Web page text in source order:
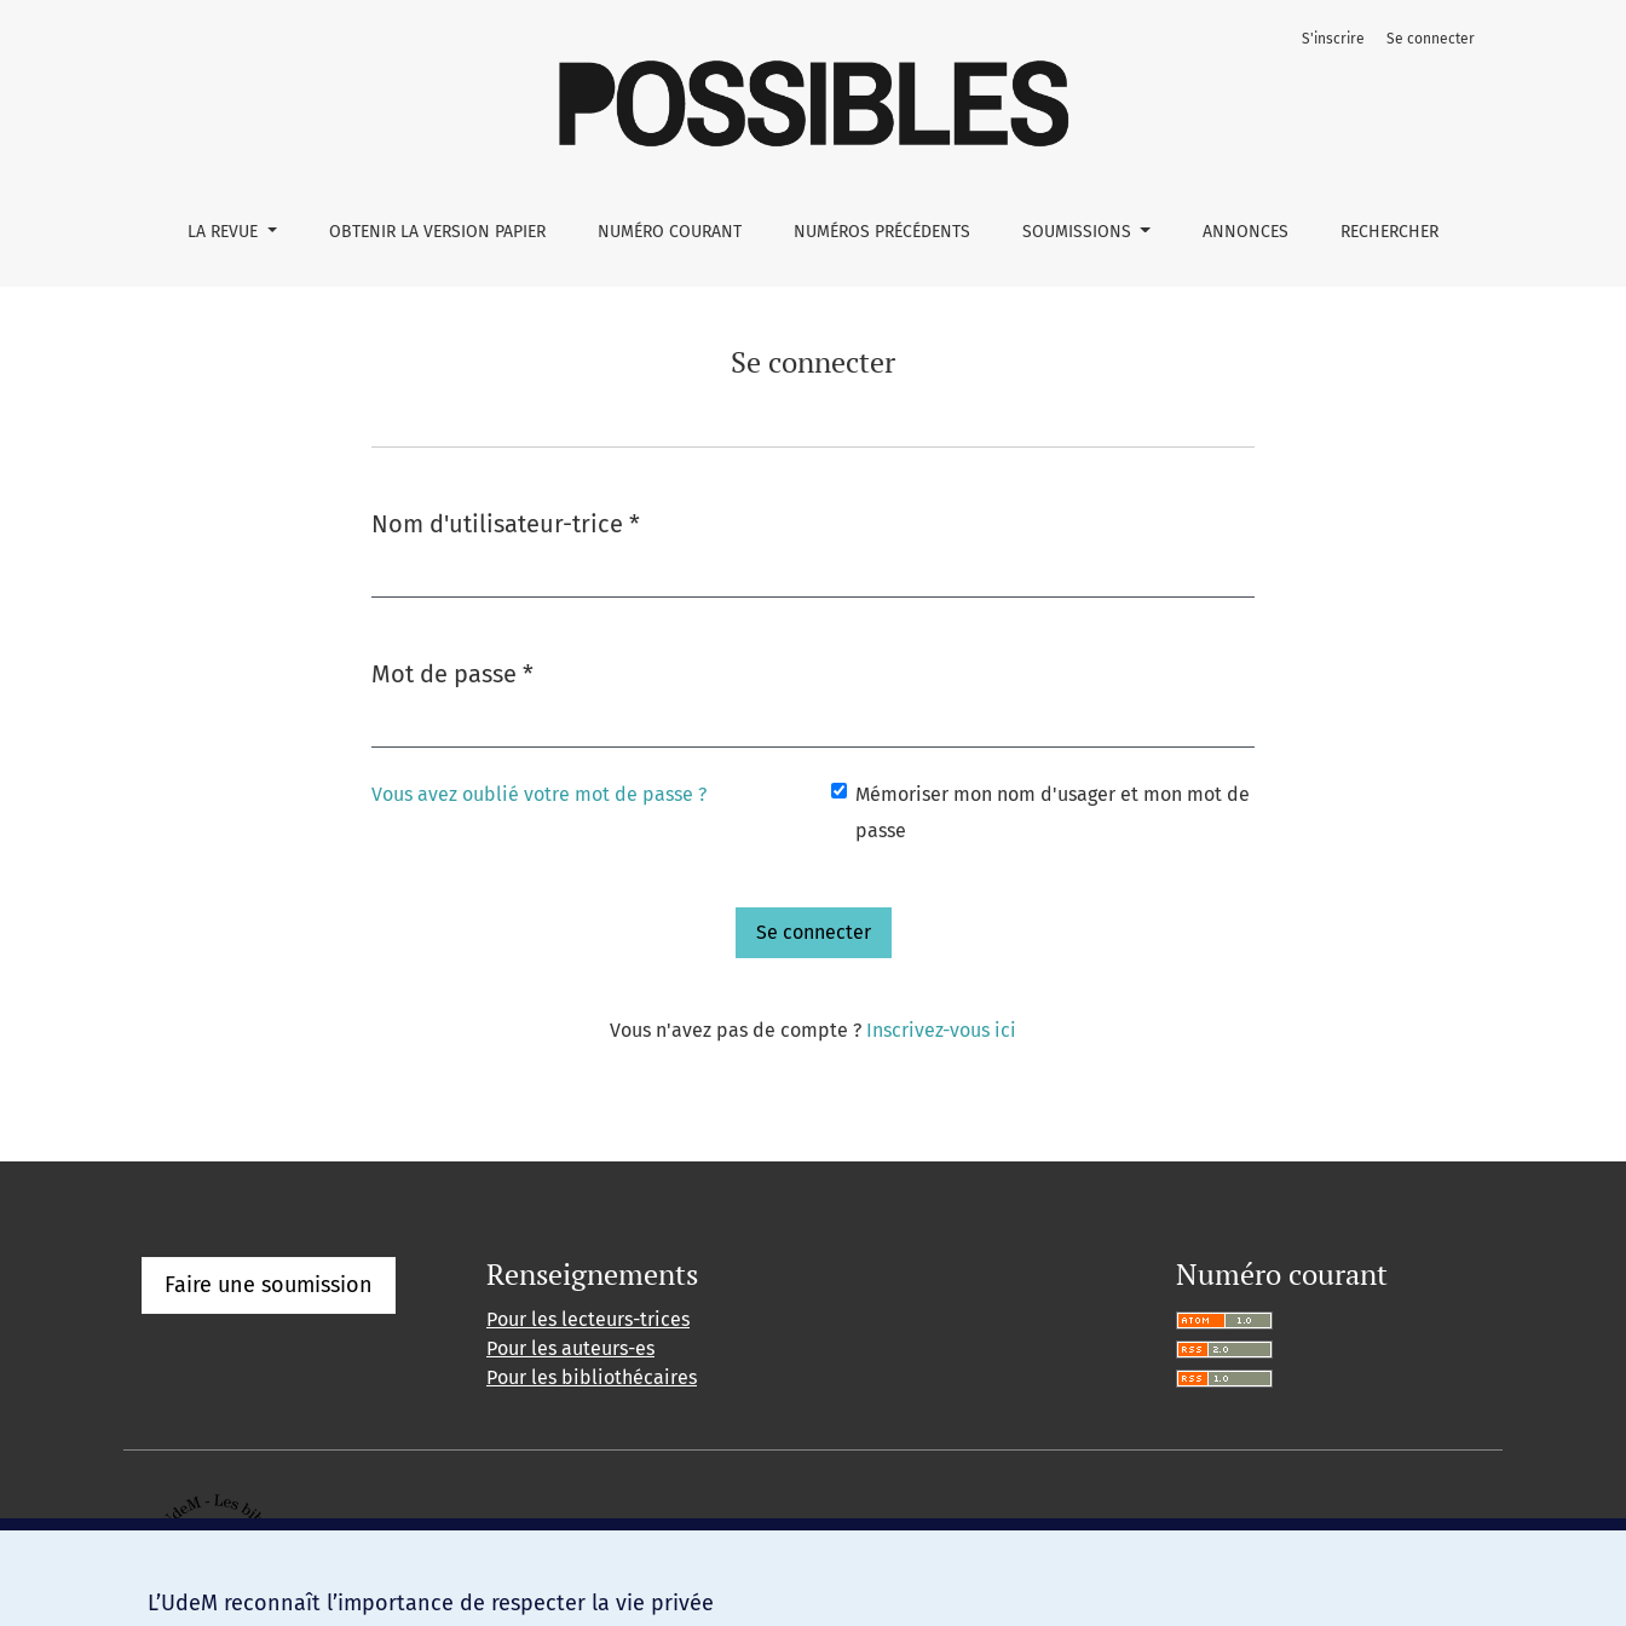
LA REVUE OBTENIR LA VERSION PAPIER NUMÉRO COURANT NUMÉROS PRÉCÉDENTS SOUMISSIONS ANNONCES RECHERCHER
S'inscrire Se connecter
Se connecter
Nom d'utilisateur-trice *
Mot de passe *
Vous avez oublié votre mot de passe ?
Mémoriser mon nom d'usager et mon mot de
passe
Se connecter
Vous n'avez pas de compte ? Inscrivez-vous ici
Faire une soumission Renseignements
Pour les lecteurs-trices
Pour les auteurs-es
Pour les bibliothécaires
Numéro courant
L’UdeM reconnaît l’importance de respecter la vie privée